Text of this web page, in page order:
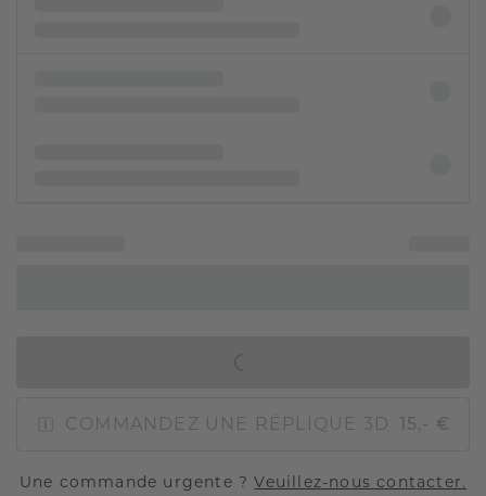
COMMANDEZ UNE RÉPLIQUE 3D 15,- €
Une commande urgente ?Veuillez-nous contacter.